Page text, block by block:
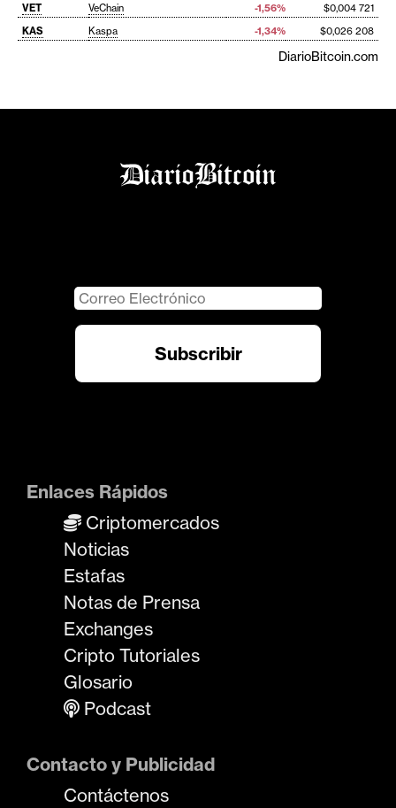
VET
VeChain -1,56%
$0,004 721
KAS
Kaspa -1,34% $0,026 208
DiarioBitcoin.com
Enlaces Rápidos
Criptomercados
Noticias
Estafas
Notas de Prensa
Exchanges
Cripto Tutoriales
Glosario
Podcast
Contacto y Publicidad
Contáctenos